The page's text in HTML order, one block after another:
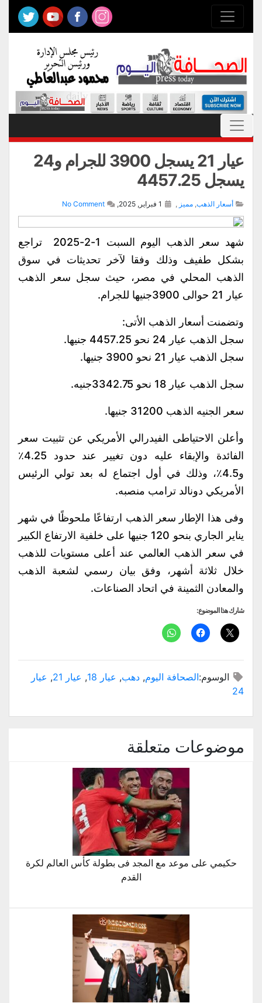
عيار 21 يسجل 3900 للجرام و24
يسجل 4457.25
أسعار الذهب, مميز ,
No Comment
شهد سعر الذهب اليوم السبت 1-2-2025 تراجع
بشكل طفيف وذلك وفقا لآخر تحديثات في سوق
الذهب المحلي في مصر، حيث سجل سعر الذهب
عيار 21 حوالى 3900جنيها للجرام.
وتضمنت أسعار الذهب الأتى:
سجل الذهب عيار 24 نحو 4457.25 جنيها.
سجل الذهب عيار 21 نحو 3900 جنيها.
سجل الذهب عيار 18 نحو 3342.75جنيه.
سعر الجنيه الذهب 31200 جنيها.
وأعلن الاحتياطى الفيدرالي الأمريكي عن تثبيت سعر
الفائدة والإبقاء عليه دون تغيير عند حدود 4.25٪
و4.5٪، وذلك في أول اجتماع له بعد تولي الرئيس
الأمريكي دونالد ترامب منصبه.
وفى هذا الإطار سعر الذهب ارتفاعًا ملحوظًا في شهر
يناير الجاري بنحو 120 جنيها على خلفية الارتفاع الكبير
في سعر الذهب العالمي عند أعلى مستويات للذهب
خلال ثلاثة أشهر، وفق بيان رسمي لشعبة الذهب
والمعادن الثمينة في اتحاد الصناعات.
شارك هذا الموضوع:
الوسوم:الصحافة اليوم, دهب, عيار 18 , عيار 21 , عيار
24
موضوعات متعلقة
حكيمي على موعد مع المجد فى بطولة كأس العالم لكرة
القدم